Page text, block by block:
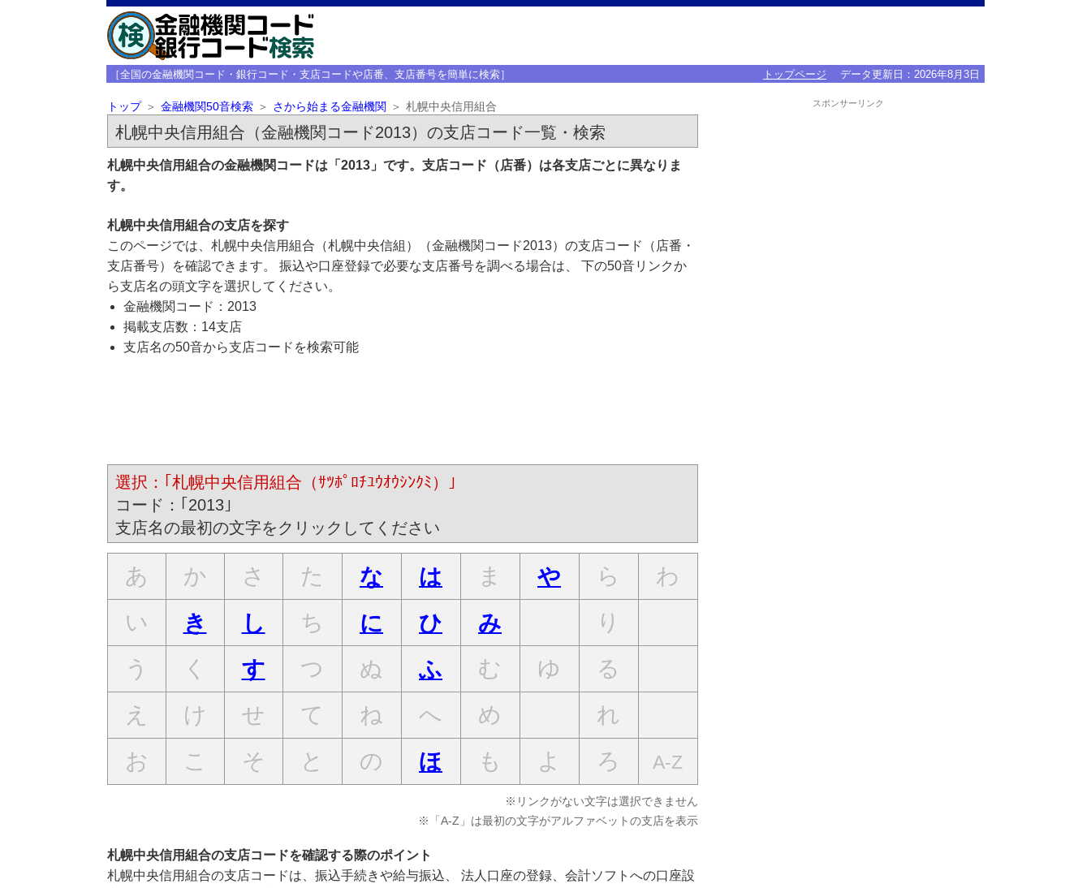
［全国の金融機関コード・銀行コード・支店コードや店番、支店番号を簡単に検索］ トップページ データ更新日： 2026年8月3日
トップ 金融機関50音検索 さから始まる金融機関 札幌中央信用組合
札幌中央信用組合（金融機関コード2013）の支店コード一覧・検索
札幌中央信用組合の金融機関コードは「2013」です。支店コード（店番）は各支店ごとに異なりま
す。
札幌中央信用組合の支店を探す
このページでは、札幌中央信用組合（札幌中央信組）（金融機関コード2013）の支店コード（店番・
支店番号）を確認できます。 振込や口座登録で必要な支店番号を調べる場合は、 下の50音リンクか
ら支店名の頭文字を選択してください。
金融機関コード：2013
掲載支店数：14支店
支店名の50音から支店コードを検索可能
選択：｢札幌中央信用組合（ｻﾂﾎﾟﾛﾁﾕｳｵｳｼﾝｸﾐ）｣
コード：｢2013｣
支店名の最初の文字をクリックしてください
あ か さ た な は ま や ら
わ
い
き し ち に ひ み
り
う
く す つ ぬ ふ む ゆ
る
え
け せ て ね へ め
れ
お
こ そ と の ほ も よ ろ A-Z
※リンクがない文字は選択できません
※「A-Z」は最初の文字がアルファベットの支店を表示
札幌中央信用組合の支店コードを確認する際のポイント
札幌中央信用組合の支店コードは、振込手続きや給与振込、 法人口座の登録、会計ソフトへの口座設
スポンサーリンク